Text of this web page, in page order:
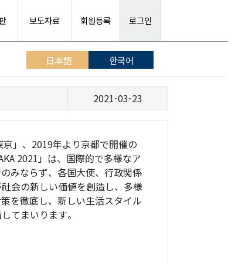
보도자료 회원등록 로그인
日本語 한국어
2021-03-23
」、2019年より京都で開催の
2021」は、国際的で多様なア
みならず、各国大使、行政関係
会の新しい価値を創造し、多様
を徹底し、新しい生活スタイル
てまいります。